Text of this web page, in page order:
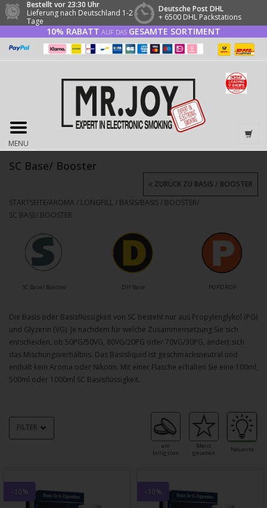
Bestellt vor 23:30 Uhr
Lieferung nach Deutschland 1-2
Tage
Deutsche Post DHL
+ 6500 DHL Packstations
10% RABATT AUF DAS GESAMTE SORTIMENT
MENU
SC Base/ Booster
STARTSEITE/AROMA / LONGFILL / BASIS/BASIS / BOOSTER/
SC BASE/ BOOSTER
ZURÜCK ZU BASIS / BOOSTER
SC Base/ Booster DIY Base POPDROP
Die Basis oder Basisflüssigkeit von SC besteht nur aus Propylenglykol (PG)
und Glyzerin (VG). Je nachdem für welche Zusammensetzung Sie sich
entscheiden, ob 50PG/50VG, 80VG/20PG oder 70VG/30PG, ändert sich
das Mischungsverhältnis. Das Basisliquid ist geschmacksneutral und
enthält kein Aroma oder Nikotin. Mit einer Flasche erhalten Sie eine 100ml,
500ml oder 1000ml SC Basisflüssigkeit.
am
billigsten
Meist
gesehen
Neueste
FILTER
-10% -10%